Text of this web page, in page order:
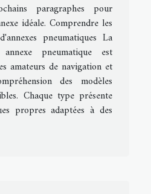
paragraphes pour
idéale. Comprendre les
pneumatiques La
pneumatique est
amateurs de navigation et
des modèles
Chaque type présente
propres adaptées à des